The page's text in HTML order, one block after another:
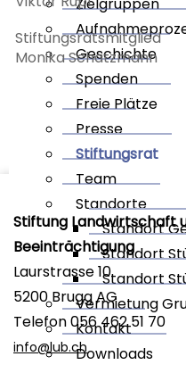
Geschichte
Spenden
Freie Plätze
Presse
Stiftungsrat
Team
Standorte
Standort
Standort
Standort
Vermietung
Kontakt
Downloads
Stiftungsratsmitglied
Monika Schatzmann
Stiftung Landwirtschaft
Beeinträchtigung
Laurstrasse 10
5200 Brugg AG
Telefon 056 462 51 70
info@lub.ch